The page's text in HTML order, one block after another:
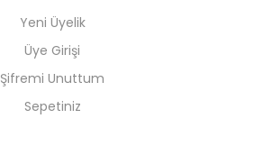
Yeni Üyelik
Üye Girişi
Şifremi Unuttum
Sepetiniz